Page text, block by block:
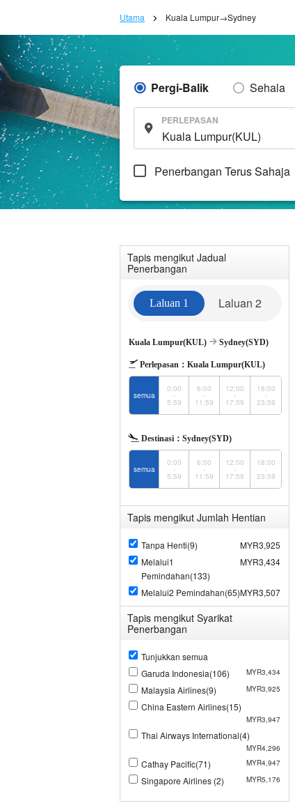
Utama Kuala Lumpur→Sydney
Pergi-Balik Sehala
PERLEPASAN
Penerbangan Terus Sahaja
Tapis mengikut Jadual
Penerbangan
Laluan 1 Laluan 2
Kuala Lumpur(KUL) Sydney(SYD)
Perlepasan： Kuala Lumpur(KUL)
semua
0:00
-
5:59
6:00
-
11:59
12:00
-
17:59
18:00
-
23:59
Destinasi： Sydney(SYD)
semua
0:00
-
5:59
6:00
-
11:59
12:00
-
17:59
18:00
-
23:59
Tapis mengikut Jumlah Hentian
Tanpa Henti(9)
MYR3,925
Melalui1
Pemindahan(133)
MYR3,434
Melalui2 Pemindahan(65)MYR3,507
Tapis mengikut Syarikat
Penerbangan
Tunjukkan semua
Garuda Indonesia(106)
MYR3,434
Malaysia Airlines(9) MYR3,925
China Eastern Airlines(15)
MYR3,947
Thai Airways International(4)
MYR4,296
Cathay Pacific(71) MYR4,947
Singapore Airlines (2) MYR5,176